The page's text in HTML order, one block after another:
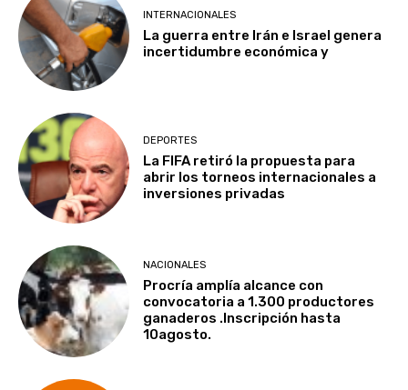
INTERNACIONALES
La guerra entre Irán e Israel genera
incertidumbre económica y
DEPORTES
La FIFA retiró la propuesta para
abrir los torneos internacionales a
inversiones privadas
NACIONALES
Procría amplía alcance con
convocatoria a 1.300 productores
ganaderos .Inscripción hasta
10agosto.